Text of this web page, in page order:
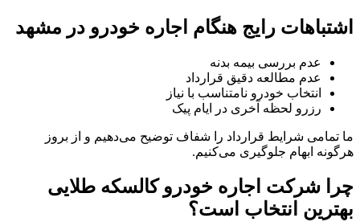
اشتباهات رایج هنگام اجاره خودرو در مشهد
عدم بررسی بیمه بدنه
عدم مطالعه دقیق قرارداد
انتخاب خودرو نامتناسب با نیاز
رزرو لحظه آخری در ایام پیک
ما تمامی شرایط قرارداد را شفاف توضیح می‌دهیم و از بروز
هرگونه ابهام جلوگیری می‌کنیم.
چرا شرکت اجاره خودرو کالسکه طلایی
بهترین انتخاب است؟